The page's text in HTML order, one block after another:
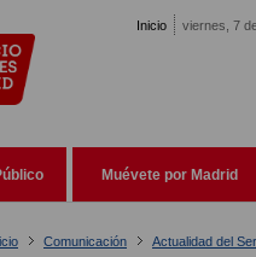
Inicio viernes, 7
Muévete por Madrid
Comunicación Actualidad del